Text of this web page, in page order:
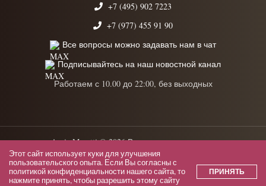
+7 (495) 902 7223
+7 (977) 455 91 90
Все вопросы можно задавать нам в чат
Подписывайтесь на наш новостной канал
Работаем с 10.00 до 22:00, без выходных
Anrie Moretti © 2026 Все права защищены.
Политика конфиденциальности
Пользовательское соглашение
Этот сайт использует куки для улучшения
пользовательского опыта. Если Вы согласны с
политикой конфиденциальности нашего сайта, то
нажмите принять, чтобы разрешить этому сайту
ПРИНЯТЬ